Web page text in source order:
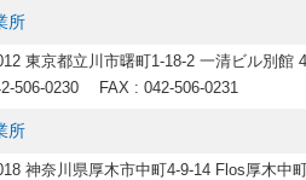
所
東京都立川市曙町1-18-2 一清ビル別館
506-0230
FAX : 042-506-0231
所
神奈川県厚木市中町4-9-14 Flos厚木中